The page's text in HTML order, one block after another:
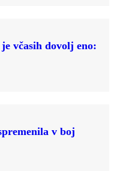
včasih dovolj eno:
v boj